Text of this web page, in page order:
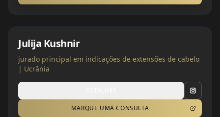
Julija Kushnir
jurado principal em indicações de extensões de cabelo
| Ucrânia
MARQUE UMA CONSULTA